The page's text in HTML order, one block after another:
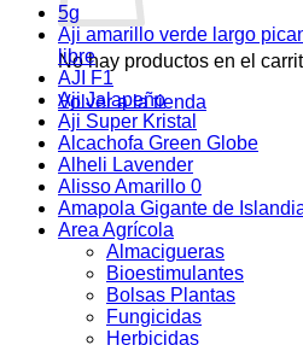
No hay productos en el
Volver a la tienda
5g
Aji amarillo verde largo
libre
AJI F1
Aji Jalapeño
Aji Super Kristal
Alcachofa Green Globe
Alheli Lavender
Alisso Amarillo 0
Amapola Gigante de
Area Agrícola
Almacigueras
Bioestimulantes
Bolsas Plantas
Fungicidas
Herbicidas